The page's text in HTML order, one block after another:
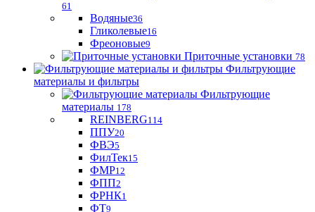
61
Водяные36
Гликолевые16
Фреоновые9
Приточные установки 78
Фильтрующие
материалы и фильтры
Фильтрующие
материaлы 178
REINBERG114
ППУ20
ФВЭ5
ФилТек15
ФМР12
ФПП2
ФРНК1
ФТ9